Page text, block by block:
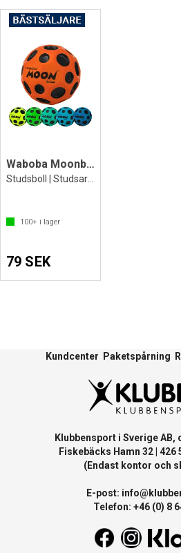
Waboba Moonball | Originalet
100+ i lager
79 SEK
Kundcenter Paketspårning
Klubbensport i Sverige AB,
Fiskebäcks Hamn 32 | 426
(Endast kontor och
E-post:
Telefon: +46 (0) 8